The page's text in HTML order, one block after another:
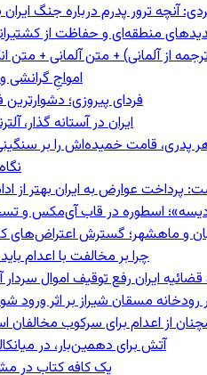
آنچه ترور پدرم درباره جنگ
منطقه‌ای و حفاظت از
از آلمانی) + متن آلمانی + متن
‌امواجِ گرانشی
فردای پیروزی؛
ایران در آستانه گذار،
پدری، قامت خمیده‌اش را بر
پرداخت عوارض به ایران بهتر از
اسطوره در قاب آی‌مکس و
و ماهشهر؛ گسترش اعتراض‌های
چرا بر مخالفت با اعدام
ایران رفع توقیف اموال سردار
از اعدام برای سرکوب مخالفان
آتش برای دهمین‌بار، در
یک کافه کتاب در